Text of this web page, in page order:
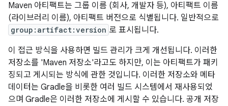
Maven 아티팩트는 그룹 이름 (회사, 개발자 등), 아티팩트 이름
(라이브러리 이름), 아티팩트 버전으로 식별됩니다. 일반적으로
group:artifact:version 로 표시됩니다.
이 접근 방식을 사용하면 빌드 관리가 크게 개선됩니다. 이러한
저장소를 'Maven 저장소'라고도 하지만, 이는 아티팩트가 패키
징되고 게시되는 방식에 관한 것입니다. 이러한 저장소와 메타
데이터는 Gradle을 비롯한 여러 빌드 시스템에서 재사용되었
으며 Gradle은 이러한 저장소에 게시할 수 있습니다. 공개 저장